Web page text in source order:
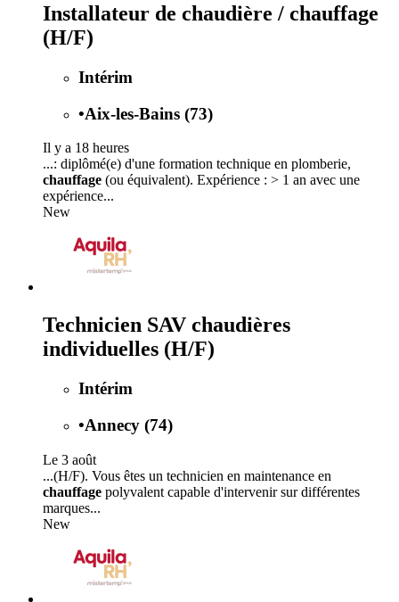
Installateur de chaudière / chauffage
(H/F)
Intérim
•Aix-les-Bains (73)
Il y a 18 heures
...: diplômé(e) d'une formation technique en plomberie,
chauffage (ou équivalent). Expérience : > 1 an avec une
expérience...
New
Technicien SAV chaudières
individuelles (H/F)
Intérim
•Annecy (74)
Le 3 août
...(H/F). Vous êtes un technicien en maintenance en
chauffage polyvalent capable d'intervenir sur différentes
marques...
New